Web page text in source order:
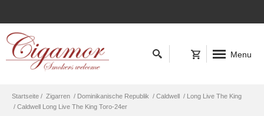
Menu
Startseite / Zigarren / Dominikanische Republik / Caldwell / Long Live The King
/ Caldwell Long Live The King Toro-24er